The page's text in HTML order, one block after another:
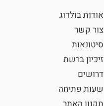
אודות בולדוג
צור קשר
סיטונאות
זיכיון ברשת
דרושים
שעות פתיחה